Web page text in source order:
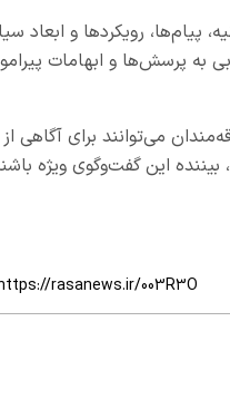
پیام‌ها، رویکردها و ابعاد
به پرسش‌ها و ابهامات
و علاقه‌مندان می‌توانند برای
این گفت‌وگوی ویژه
rasanews.ir/003R3O